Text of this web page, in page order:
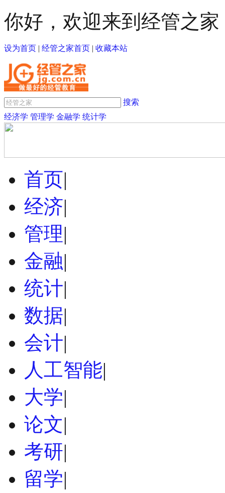
你好，欢迎来到经管之家
设为首页 | 经管之家首页 | 收藏本站
搜索
经济学 管理学 金融学 统计学
首页|
经济|
管理|
金融|
统计|
数据|
会计|
人工智能|
大学|
论文|
考研|
留学|